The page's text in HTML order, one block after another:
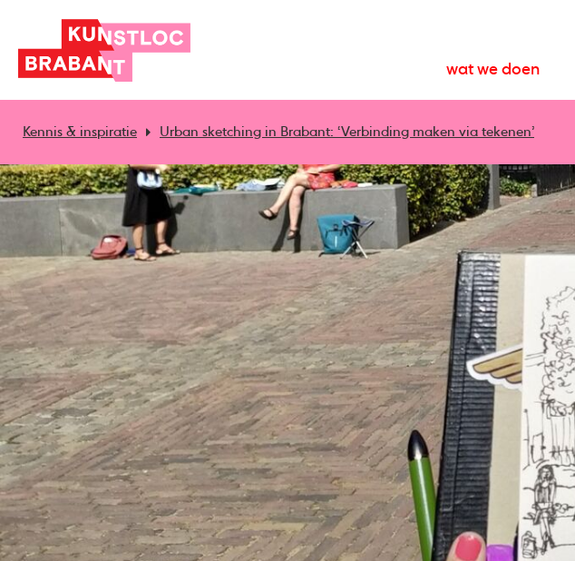
wat we doen
Kennis & inspiratie Urban sketching in Brabant: ‘Verbinding maken via tekenen’